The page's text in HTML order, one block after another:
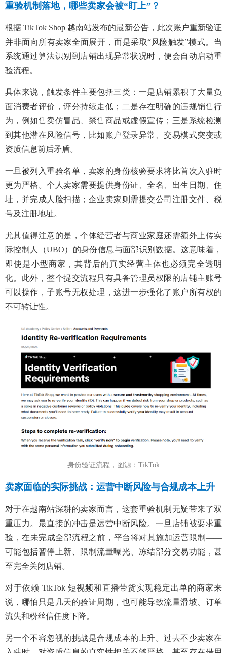
重验机制落地，哪些卖家会被“盯上”？
根据 TikTok Shop 越南站发布的最新公告，此次账户重新验证
并非面向所有卖家全面展开，而是采取“风险触发”模式。当
系统通过算法识别到店铺出现异常状况时，便会自动启动重
验流程。
具体来说，触发条件主要包括三类：一是店铺累积了大量负
面消费者评价，评分持续走低；二是存在明确的违规销售行
为，例如售卖仿冒品、禁售商品或虚假宣传；三是系统检测
到其他潜在风险信号，比如账户登录异常、交易模式突变或
资质信息前后矛盾。
一旦被列入重验名单，卖家的身份核验要求将比首次入驻时
更为严格。个人卖家需要提供身份证、全名、出生日期、住
址，并完成人脸扫描；企业卖家则需提交公司注册文件、税
号及注册地址。
尤其值得注意的是，个体经营者与商业家庭还需额外上传实
际控制人（UBO）的身份信息与面部识别数据。这意味着，
即使是小型商家，其背后的真实经营主体也必须完全透明
化。此外，整个提交流程只有具备管理员权限的店铺主账号
可以操作，子账号无权处理，这进一步强化了账户所有权的
不可转让性。
身份验证流程，图源：TikTok
卖家面临的实际挑战：运营中断风险与合规成本上升
对于在越南站深耕的卖家而言，这套重验机制无疑带来了双
重压力。最直接的冲击是运营中断风险。一旦店铺被要求重
验，在未完成全部流程之前，平台将对其施加运营限制——
可能包括暂停上新、限制流量曝光、冻结部分交易功能，甚
至完全关闭店铺。
对于依赖 TikTok 短视频和直播带货实现稳定出单的商家来
说，哪怕只是几天的验证周期，也可能导致流量滑坡、订单
流失和粉丝信任度下降。
另一个不容忽视的挑战是合规成本的上升。过去不少卖家在